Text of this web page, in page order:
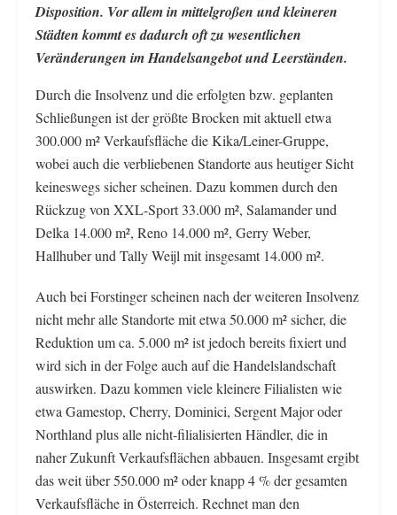
Disposition. Vor allem in mittelgroßen und kleineren
Städten kommt es dadurch oft zu wesentlichen
Veränderungen im Handelsangebot und Leerständen.
Durch die Insolvenz und die erfolgten bzw. geplanten
Schließungen ist der größte Brocken mit aktuell etwa
300.000 m² Verkaufsfläche die Kika/Leiner-Gruppe,
wobei auch die verbliebenen Standorte aus heutiger Sicht
keineswegs sicher scheinen. Dazu kommen durch den
Rückzug von XXL-Sport 33.000 m², Salamander und
Delka 14.000 m², Reno 14.000 m², Gerry Weber,
Hallhuber und Tally Weijl mit insgesamt 14.000 m².
Auch bei Forstinger scheinen nach der weiteren Insolvenz
nicht mehr alle Standorte mit etwa 50.000 m² sicher, die
Reduktion um ca. 5.000 m² ist jedoch bereits fixiert und
wird sich in der Folge auch auf die Handelslandschaft
auswirken. Dazu kommen viele kleinere Filialisten wie
etwa Gamestop, Cherry, Dominici, Sergent Major oder
Northland plus alle nicht-filialisierten Händler, die in
naher Zukunft Verkaufsflächen abbauen. Insgesamt ergibt
das weit über 550.000 m² oder knapp 4 % der gesamten
Verkaufsfläche in Österreich. Rechnet man den